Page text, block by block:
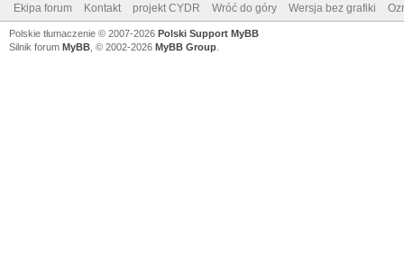
Ekipa forum Kontakt projekt CYDR Wróć do góry Wersja bez grafiki
Polskie tłumaczenie © 2007-2026 Polski Support MyBB
Silnik forum MyBB , © 2002-2026 MyBB Group